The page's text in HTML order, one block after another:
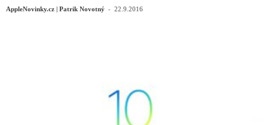
AppleNovinky.cz | Patrik Novotný - 22.9.2016